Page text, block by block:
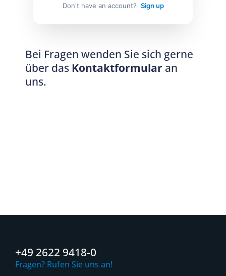
Don't have an account? Sign up
Bei Fragen wenden Sie sich gerne
über das Kontaktformular an
uns.
+49 2622 9418-0
Fragen? Rufen Sie uns an!